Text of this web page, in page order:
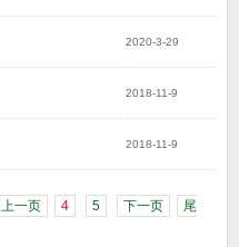
2020-3-29
2018-11-9
2018-11-9
上一页 4 5 下一页
尾